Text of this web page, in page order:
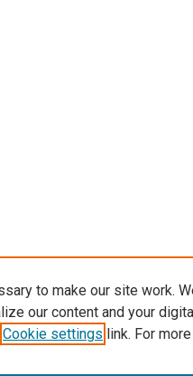
to make our site work.
our content and your
Cookie settings link. For